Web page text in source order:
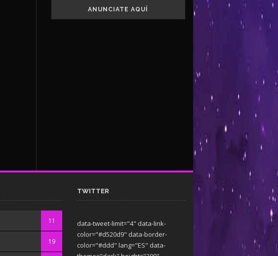
ANUNCIATE AQUÍ
11
19
TWITTER
data-tweet-limit="4" data-link-
color="#d520d9" data-border-
color="#ddd" lang="ES" data-